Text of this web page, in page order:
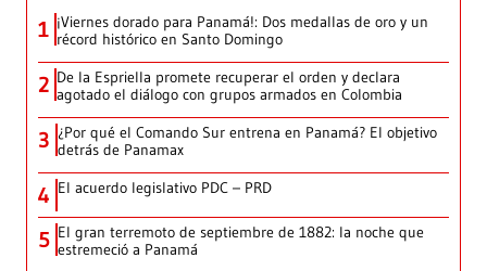
1 ¡Viernes dorado para Panamá!: Dos medallas de oro y un
récord histórico en Santo Domingo
2 De la Espriella promete recuperar el orden y declara
agotado el diálogo con grupos armados en Colombia
3 ¿Por qué el Comando Sur entrena en Panamá? El objetivo
detrás de Panamax
4 El acuerdo legislativo PDC – PRD
5 El gran terremoto de septiembre de 1882: la noche que
estremeció a Panamá